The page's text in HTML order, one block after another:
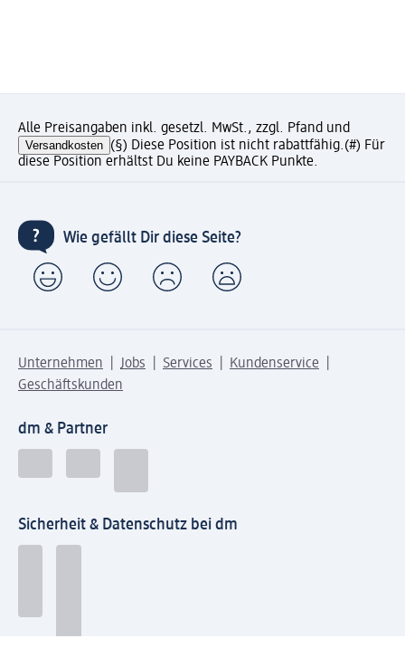
Alle Preisangaben inkl. gesetzl. MwSt., zzgl. Pfand und
Versandkosten (§) Diese Position ist nicht rabattfähig.(#) Für
diese Position erhältst Du keine PAYBACK Punkte.
Wie gefällt Dir diese Seite?
Unternehmen Jobs Services
Kundenservice
Geschäftskunden
dm & Partner
Sicherheit & Datenschutz bei dm